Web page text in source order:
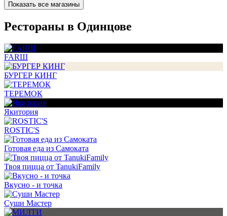
Показать все магазины
Рестораны в Одинцове
FARШ
БУРГЕР КИНГ
ТЕРЕМОК
Якитория
ROSTIC'S
Готовая еда из Самоката
Твоя пицца от TanukiFamily
Вкусно - и точка
Суши Мастер